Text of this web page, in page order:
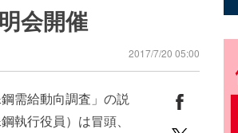
会開催
2017/7/20 05:00
需給動向調査」の説
執行役員）は冒頭、